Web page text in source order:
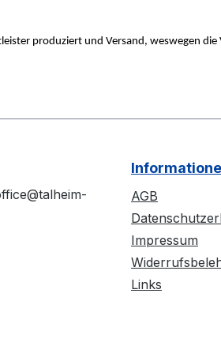
produziert und Versand, weswegen
AGB
Impressum
Links